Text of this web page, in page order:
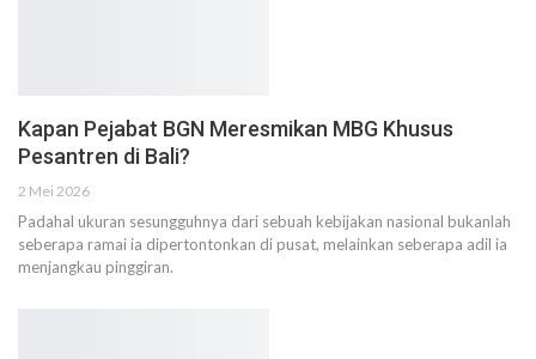
Kapan Pejabat BGN Meresmikan MBG Khusus
Pesantren di Bali?
2 Mei 2026
Padahal ukuran sesungguhnya dari sebuah kebijakan nasional bukanlah
seberapa ramai ia dipertontonkan di pusat, melainkan seberapa adil ia
menjangkau pinggiran.